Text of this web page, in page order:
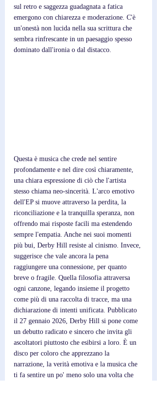
sul retro e saggezza guadagnata a fatica
emergono con chiarezza e moderazione. C'è
un'onestà non lucida nella sua scrittura che
sembra rinfrescante in un paesaggio spesso
dominato dall'ironia o dal distacco.
Questa è musica che crede nel sentire
profondamente e nel dire così chiaramente,
una chiara espressione di ciò che l'artista
stesso chiama neo-sincerità. L'arco emotivo
dell'EP si muove attraverso la perdita, la
riconciliazione e la tranquilla speranza, non
offrendo mai risposte facili ma estendendo
sempre l'empatia. Anche nei suoi momenti
più bui, Derby Hill resiste al cinismo. Invece,
suggerisce che vale ancora la pena
raggiungere una connessione, per quanto
breve o fragile. Quella filosofia attraversa
ogni canzone, legando insieme il progetto
come più di una raccolta di tracce, ma una
dichiarazione di intenti unificata. Pubblicato
il 27 gennaio 2026, Derby Hill si pone come
un debutto radicato e sincero che invita gli
ascoltatori piuttosto che esibirsi a loro. È un
disco per coloro che apprezzano la
narrazione, la verità emotiva e la musica che
ti fa sentire un po' meno solo una volta che